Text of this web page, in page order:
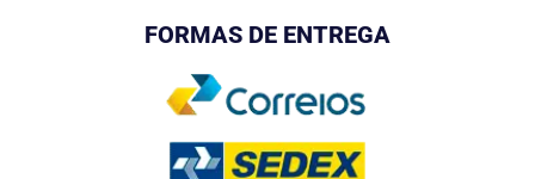
FORMAS DE ENTREGA